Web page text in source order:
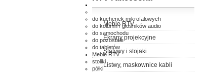
do kuchenek mikrofalowych
do kolumn / głośników audio
do samochodu
do pozostałe
do tabletów
Meble RTV
stoliki
półki
Meble RTV
Ekrany projekcyjne
Statywy i stojaki
Listwy, maskownice kabli